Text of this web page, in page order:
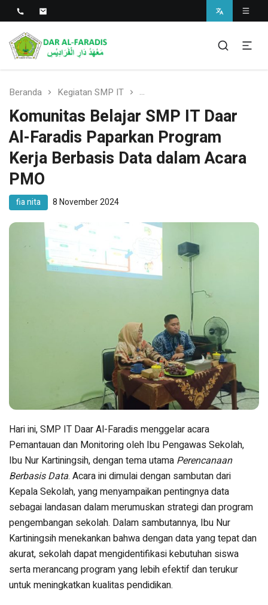
Pondok Pesantren Dar Al-
Faradis
SMP dan MA
Beranda Kegiatan SMP IT Komunitas Belajar SMP IT
Komunitas Belajar SMP IT Daar
Al-Faradis Paparkan Program
Kerja Berbasis Data dalam Acara
PMO
fia nita 8 November 2024
Hari ini, SMP IT Daar Al-Faradis menggelar acara
Pemantauan dan Monitoring oleh Ibu Pengawas Sekolah,
Ibu Nur Kartiningsih, dengan tema utama Perencanaan
Berbasis Data. Acara ini dimulai dengan sambutan dari
Kepala Sekolah, yang menyampaikan pentingnya data
sebagai landasan dalam merumuskan strategi dan program
pengembangan sekolah. Dalam sambutannya, Ibu Nur
Kartiningsih menekankan bahwa dengan data yang tepat dan
akurat, sekolah dapat mengidentifikasi kebutuhan siswa
serta merancang program yang lebih efektif dan terukur
untuk meningkatkan kualitas pendidikan.